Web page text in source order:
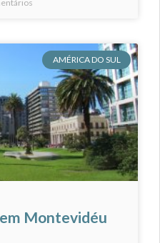
AMÉRICA DO SUL
Montevidéu